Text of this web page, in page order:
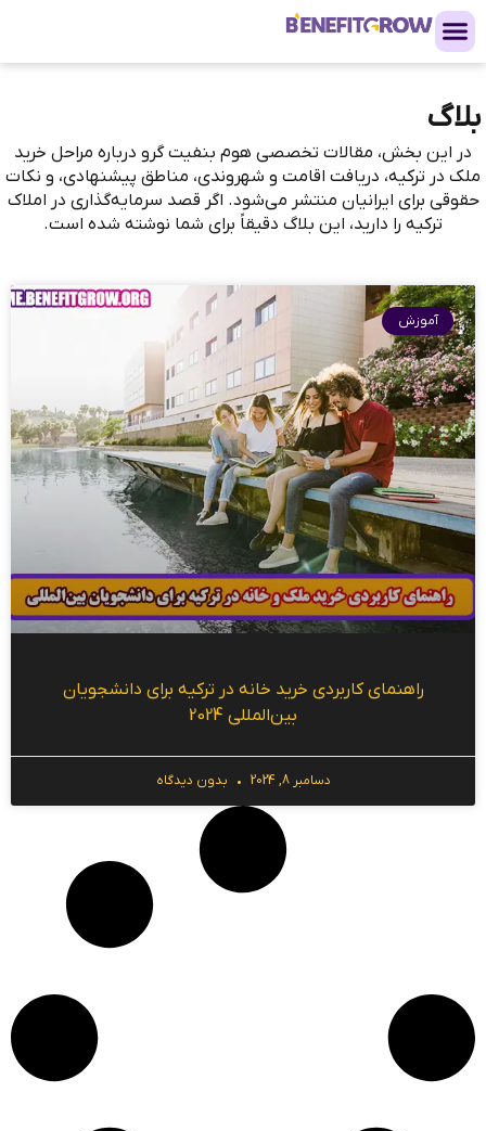
بلاگ
در این بخش، مقالات تخصصی هوم بنفیت گرو درباره مراحل خرید
ملک در ترکیه، دریافت اقامت و شهروندی، مناطق پیشنهادی، و نکات
حقوقی برای ایرانیان منتشر می‌شود. اگر قصد سرمایه‌گذاری در املاک
ترکیه را دارید، این بلاگ دقیقاً برای شما نوشته شده است.
آموزش
راهنمای کاربردی خرید خانه در ترکیه برای دانشجویان
بین‌المللی 2024
دسامبر 8, 2024 بدون دیدگاه